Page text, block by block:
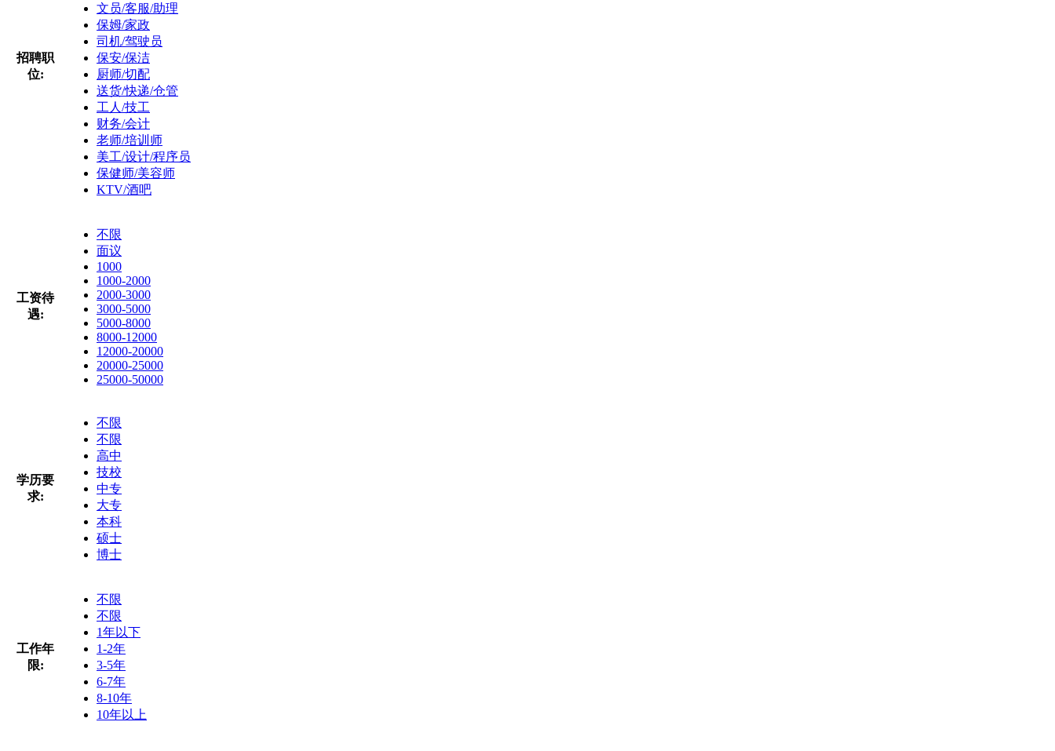
招聘职
位:
文员/客服/助理
保姆/家政
司机/驾驶员
保安/保洁
厨师/切配
送货/快递/仓管
工人/技工
财务/会计
老师/培训师
美工/设计/程序员
保健师/美容师
KTV/酒吧
工资待
遇:
不限
面议
1000
1000-2000
2000-3000
3000-5000
5000-8000
8000-12000
12000-20000
20000-25000
25000-50000
学历要
求:
不限
不限
高中
技校
中专
大专
本科
硕士
博士
工作年
限:
不限
不限
1年以下
1-2年
3-5年
6-7年
8-10年
10年以上